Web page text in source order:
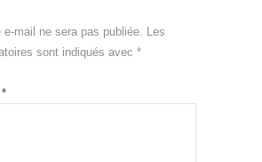
e-mail ne sera pas publiée. Les
sont indiqués avec *
*